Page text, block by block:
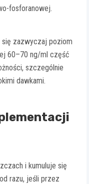
fosforanowej.
zazwyczaj poziom
60–70 ng/ml część
szczególnie
dawkami.
i kumuluje się
razu, jeśli przez